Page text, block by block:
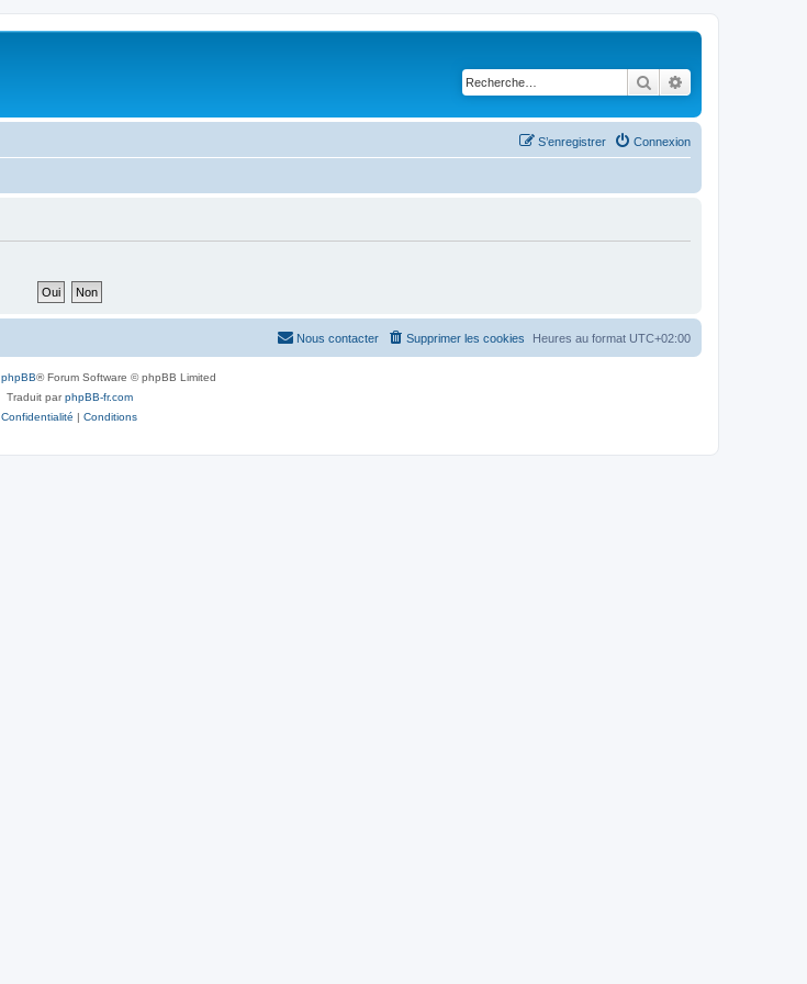
Rechercher
Connexion
S’enregistrer
Heures au format UTC+02:00
Supprimer les cookies
Nous contacter
phpBB® Forum Software © phpBB Limited
Traduit parphpBB-fr.com
Confidentialité | Conditions